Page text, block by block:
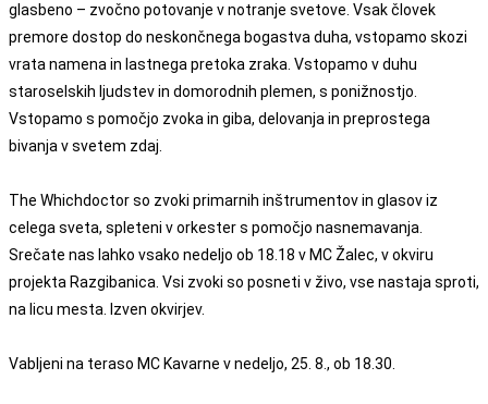
glasbeno – zvočno potovanje v notranje svetove. Vsak človek
premore dostop do neskončnega bogastva duha, vstopamo skozi
vrata namena in lastnega pretoka zraka. Vstopamo v duhu
staroselskih ljudstev in domorodnih plemen, s ponižnostjo.
Vstopamo s pomočjo zvoka in giba, delovanja in preprostega
bivanja v svetem zdaj.
The Whichdoctor so zvoki primarnih inštrumentov in glasov iz
celega sveta, spleteni v orkester s pomočjo nasnemavanja.
Srečate nas lahko vsako nedeljo ob 18.18 v MC Žalec, v okviru
projekta Razgibanica. Vsi zvoki so posneti v živo, vse nastaja sproti,
na licu mesta. Izven okvirjev.
Vabljeni na teraso MC Kavarne v nedeljo, 25. 8., ob 18.30.